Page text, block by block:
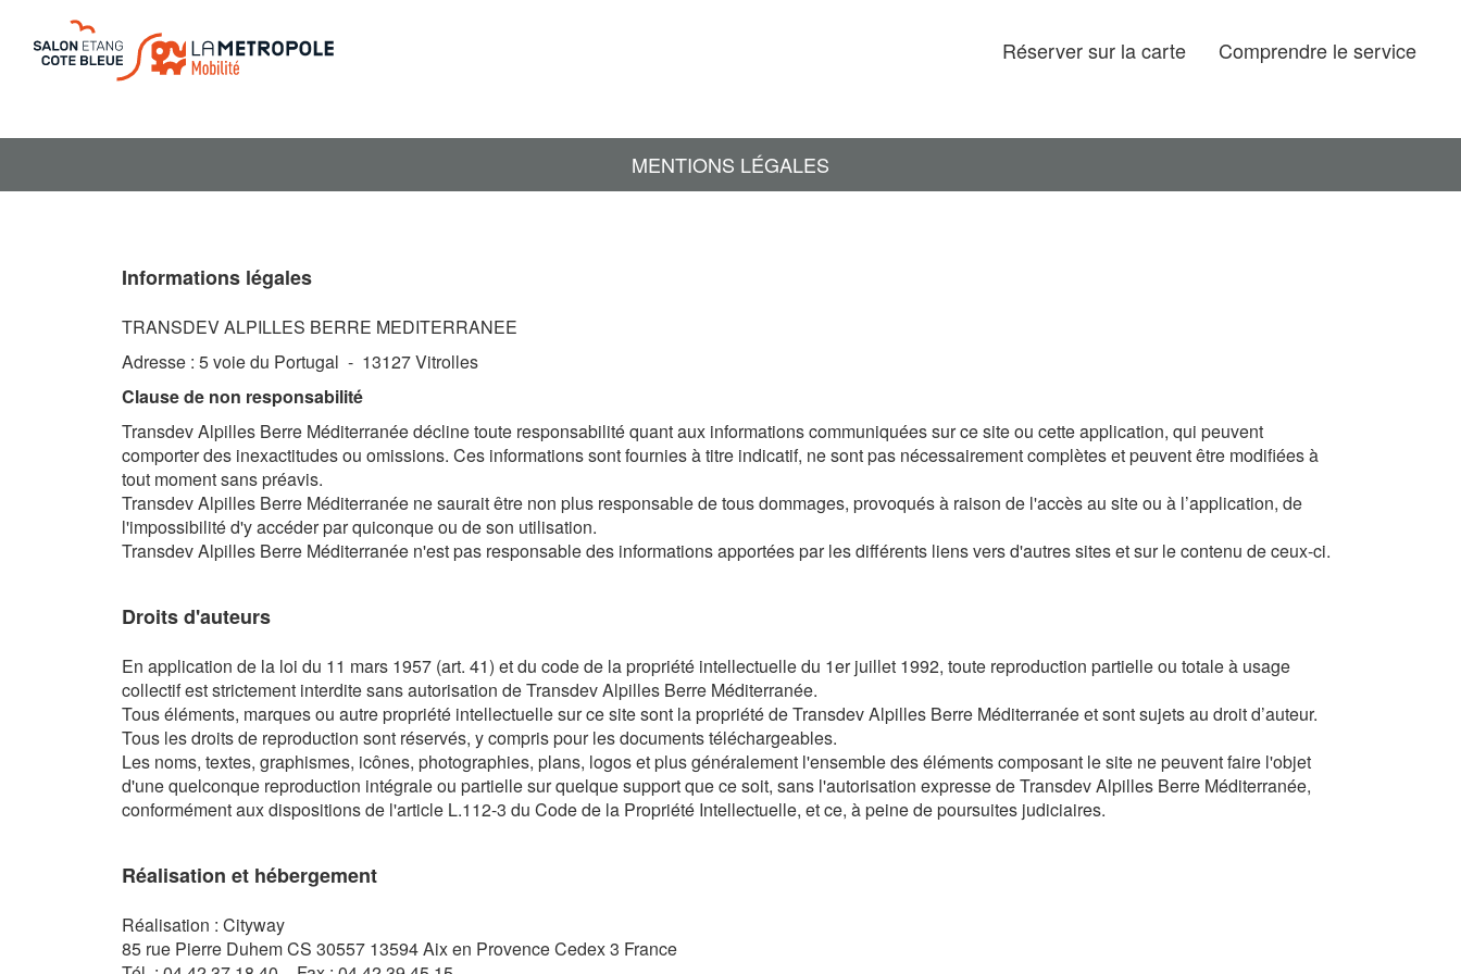
Réserver sur la carte Comprendre le service
MENTIONS LÉGALES
Informations légales
TRANSDEV ALPILLES BERRE MEDITERRANEE
Adresse : 5 voie du Portugal - 13127 Vitrolles
Clause de non responsabilité
Transdev Alpilles Berre Méditerranée décline toute responsabilité quant aux informations communiquées sur ce site ou cette application, qui peuvent
comporter des inexactitudes ou omissions. Ces informations sont fournies à titre indicatif, ne sont pas nécessairement complètes et peuvent être modifiées à
tout moment sans préavis.
Transdev Alpilles Berre Méditerranée ne saurait être non plus responsable de tous dommages, provoqués à raison de l'accès au site ou à l’application, de
l'impossibilité d'y accéder par quiconque ou de son utilisation.
Transdev Alpilles Berre Méditerranée n'est pas responsable des informations apportées par les différents liens vers d'autres sites et sur le contenu de ceux-ci.
Droits d'auteurs
En application de la loi du 11 mars 1957 (art. 41) et du code de la propriété intellectuelle du 1er juillet 1992, toute reproduction partielle ou totale à usage
collectif est strictement interdite sans autorisation de Transdev Alpilles Berre Méditerranée.
Tous éléments, marques ou autre propriété intellectuelle sur ce site sont la propriété de Transdev Alpilles Berre Méditerranée et sont sujets au droit d’auteur.
Tous les droits de reproduction sont réservés, y compris pour les documents téléchargeables.
Les noms, textes, graphismes, icônes, photographies, plans, logos et plus généralement l'ensemble des éléments composant le site ne peuvent faire l'objet
d'une quelconque reproduction intégrale ou partielle sur quelque support que ce soit, sans l'autorisation expresse de Transdev Alpilles Berre Méditerranée,
conformément aux dispositions de l'article L.112-3 du Code de la Propriété Intellectuelle, et ce, à peine de poursuites judiciaires.
Réalisation et hébergement
Réalisation : Cityway
85 rue Pierre Duhem CS 30557 13594 Aix en Provence Cedex 3 France